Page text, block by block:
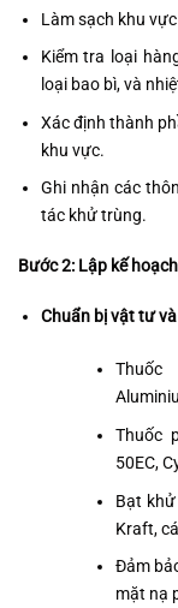
Làm sạch khu
Kiểm tra loại
loại bao bì, và
Xác định thành
khu vực.
Ghi nhận các
tác khử trùng.
Bước 2: Lập kế
Chuẩn bị vật tư
Thuốc
50EC,
Bạt
Kraft,
Đảm
mặt nạ